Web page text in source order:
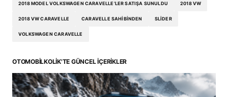
2018 MODEL VOLKSWAGEN CARAVELLE’LER SATIŞA SUNULDU 2018 VW
2018 VW CARAVELLE CARAVELLE SAHIBINDEN SLIDER
VOLKSWAGEN CARAVELLE
OTOMOBILKOLIK'TE GÜNCEL İÇERIKLER